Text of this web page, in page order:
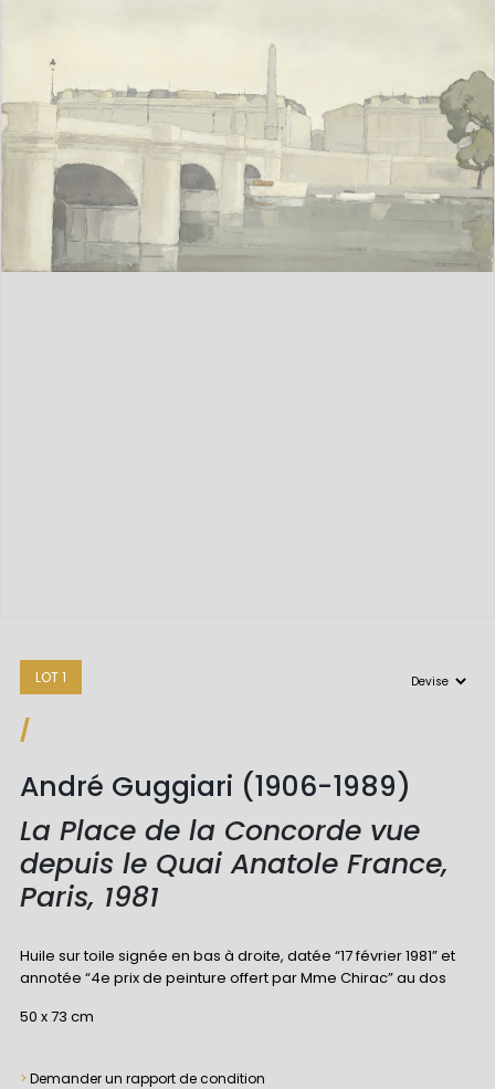
LOT 1
/
André Guggiari (1906-1989)
La Place de la Concorde vue
depuis le Quai Anatole France,
Paris, 1981
Huile sur toile signée en bas à droite, datée “17 février 1981” et
annotée “4e prix de peinture offert par Mme Chirac” au dos
50 x 73 cm
> Demander un rapport de condition